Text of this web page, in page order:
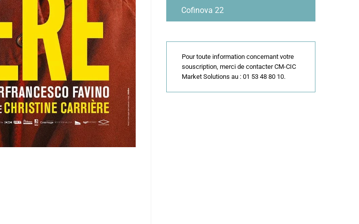
Cofinova 22
Pour toute information concernant votre
souscription, merci de contacter CM-CIC
Market Solutions au : 01 53 48 80 10.